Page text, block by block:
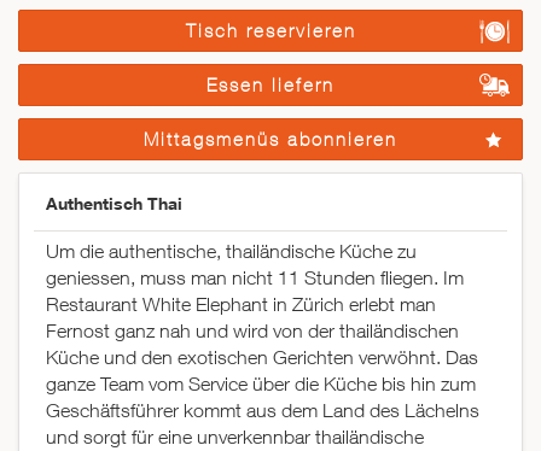
Tisch reservieren
Essen liefern
Mittagsmenüs abonnieren
Authentisch Thai
Um die authentische, thailändische Küche zu
geniessen, muss man nicht 11 Stunden fliegen. Im
Restaurant White Elephant in Zürich erlebt man
Fernost ganz nah und wird von der thailändischen
Küche und den exotischen Gerichten verwöhnt. Das
ganze Team vom Service über die Küche bis hin zum
Geschäftsführer kommt aus dem Land des Lächelns
und sorgt für eine unverkennbar thailändische